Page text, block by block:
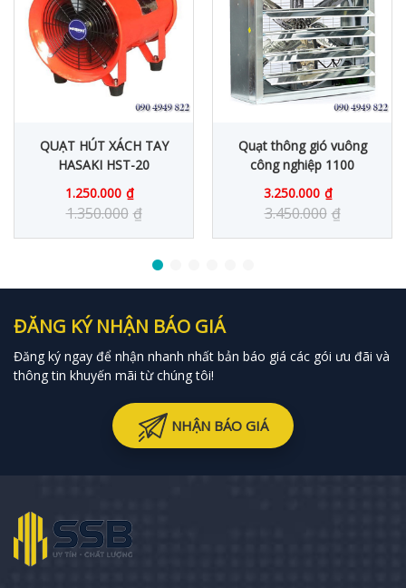
QUẠT HÚT XÁCH TAY
HASAKI HST-20
1.250.000 ₫
1.350.000 ₫
Quạt thông gió vuông
công nghiệp 1100
3.250.000 ₫
3.450.000 ₫
ĐĂNG KÝ NHẬN BÁO GIÁ
Đăng ký ngay để nhận nhanh nhất bản báo giá các gói ưu đãi và
thông tin khuyến mãi từ chúng tôi!
NHẬN BÁO GIÁ